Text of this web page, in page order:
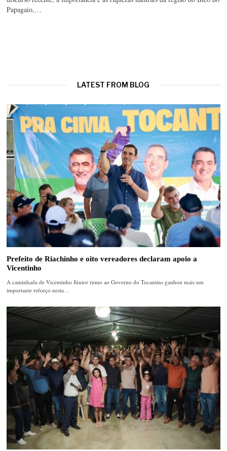
Papagaio,…
LATEST FROM BLOG
Prefeito de Riachinho e oito vereadores declaram apoio a
Vicentinho
A caminhada de Vicentinho Júnior rumo ao Governo do Tocantins ganhou mais um
importante reforço nesta…